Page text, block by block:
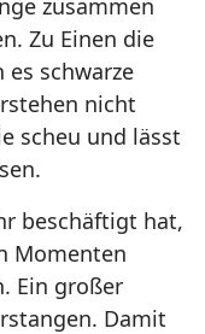
Zu Einen die
es schwarze
nicht
scheu und lässt
beschäftigt hat,
Momenten
Ein großer
Damit